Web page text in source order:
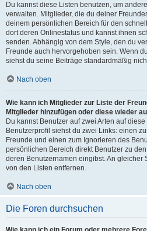
Du kannst diese Listen benutzen, um
verwalten. Mitglieder, die du deiner
deinem persönlichen Bereich für den
dort deren Onlinestatus und kannst ihnen
senden. Abhängig von dem Style, den du
Freunde auch hervorgehoben sein. Wenn
siehst du seine Beiträge standardmäßig
Nach oben
Wie kann ich Mitglieder zur Liste der
Mitglieder hinzufügen oder diese wieder
Du kannst Benutzer auf zwei Arten auf
Benutzerprofil siehst du zwei Links: einen
Freunde und einen zum Ignorieren des
persönlichen Bereich direkt Benutzer zu
deren Benutzernamen eingibst. An gleicher
von den Listen entfernen.
Nach oben
Die Foren durchsuchen